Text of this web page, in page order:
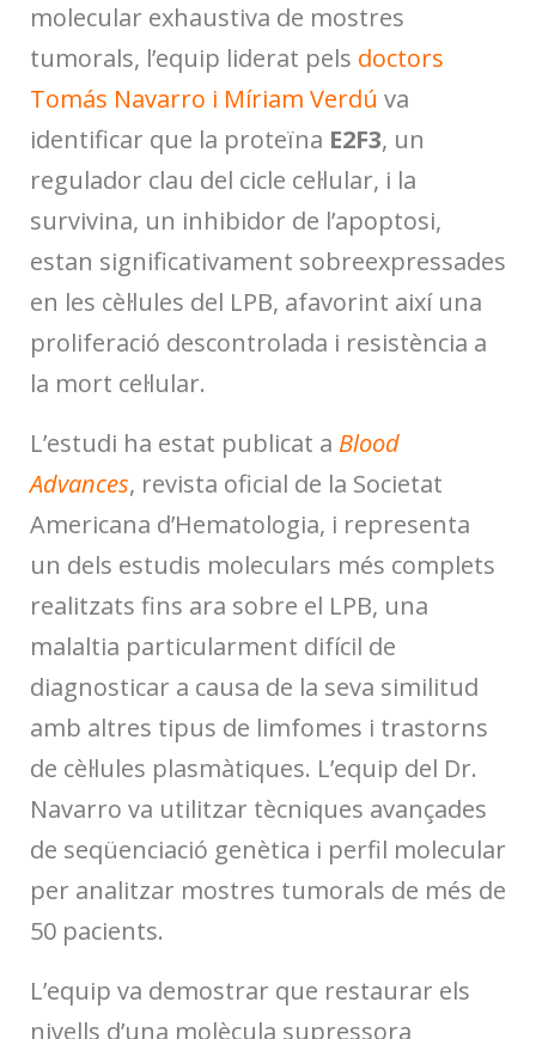
molecular exhaustiva de mostres
tumorals, l’equip liderat pels doctors
Tomás Navarro i Míriam Verdú va
identificar que la proteïna E2F3, un
regulador clau del cicle cel·lular, i la
survivina, un inhibidor de l’apoptosi,
estan significativament sobreexpressades
en les cèl·lules del LPB, afavorint així una
proliferació descontrolada i resistència a
la mort cel·lular.
L’estudi ha estat publicat a Blood
Advances, revista oficial de la Societat
Americana d’Hematologia, i representa
un dels estudis moleculars més complets
realitzats fins ara sobre el LPB, una
malaltia particularment difícil de
diagnosticar a causa de la seva similitud
amb altres tipus de limfomes i trastorns
de cèl·lules plasmàtiques. L’equip del Dr.
Navarro va utilitzar tècniques avançades
de seqüenciació genètica i perfil molecular
per analitzar mostres tumorals de més de
50 pacients.
L’equip va demostrar que restaurar els
nivells d’una molècula supressora